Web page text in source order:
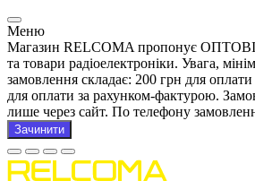
Меню
Магазин RELCOMA пропонує ОПТОВІ
та товари радіоелектроніки. Увага,
замовлення складає: 200 грн для
для оплати за рахунком-фактурою.
лише через сайт. По телефону
Зачинити